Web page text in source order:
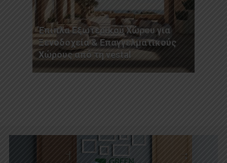
Έπιπλα Εξωτερικού Χώρου για
Ξενοδοχεία & Επαγγελματικούς
Χώρους από τη vestal